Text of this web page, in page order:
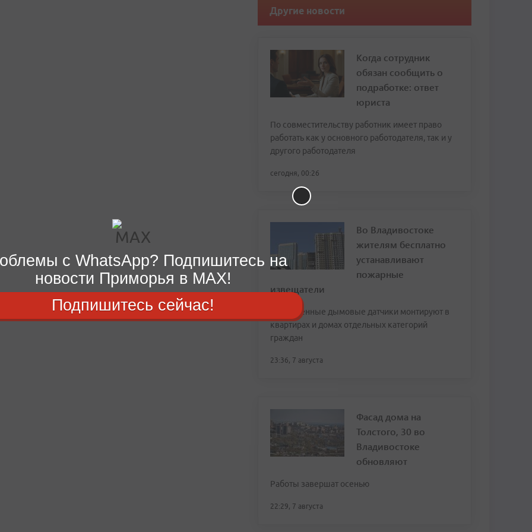
Другие новости
Когда сотрудник
обязан сообщить о
подработке: ответ
юриста
По совместительству работник имеет право
работать как у основного работодателя, так и у
другого работодателя
сегодня, 00:26
Во Владивостоке
жителям бесплатно
устанавливают
пожарные
извещатели
Современные дымовые датчики монтируют в
квартирах и домах отдельных категорий
граждан
23:36, 7 августа
Фасад дома на
Толстого, 30 во
Владивостоке
обновляют
Работы завершат осенью
22:29, 7 августа
с WhatsApp? Подпишитесь на
новости Приморья в MAX!
Подпишитесь сейчас!